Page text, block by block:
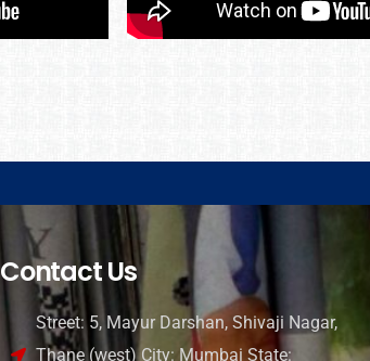
Contact Us
Street: 5, Mayur Darshan, Shivaji Nagar,
Thane (west) City: Mumbai State: